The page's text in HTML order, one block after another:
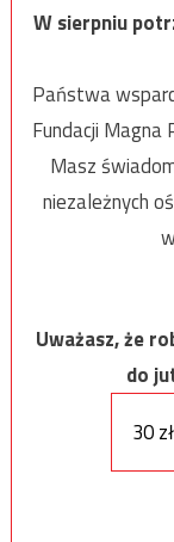
W sierpniu
Państwa
Fundacji Magna
Masz
niezależnych
Uważasz, że
do
30 zł